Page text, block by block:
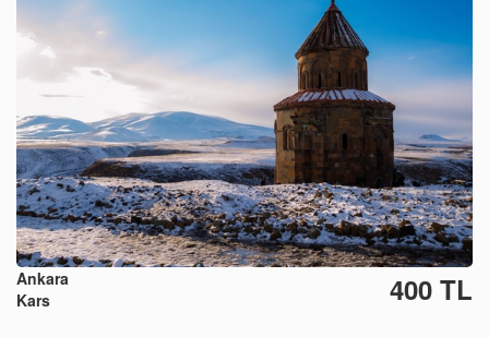
Ankara
Kars
400 TL